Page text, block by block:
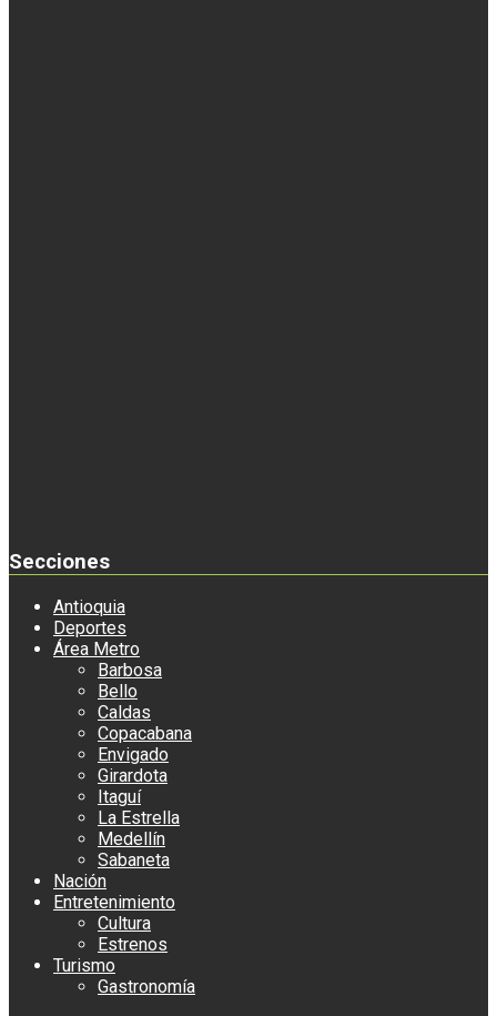
Secciones
Antioquia
Deportes
Área Metro
Barbosa
Bello
Caldas
Copacabana
Envigado
Girardota
Itaguí
La Estrella
Medellín
Sabaneta
Nación
Entretenimiento
Cultura
Estrenos
Turismo
Gastronomía